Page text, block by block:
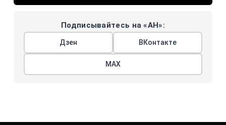
Подписывайтесь на «АН»:
Дзен ВКонтакте
МАХ